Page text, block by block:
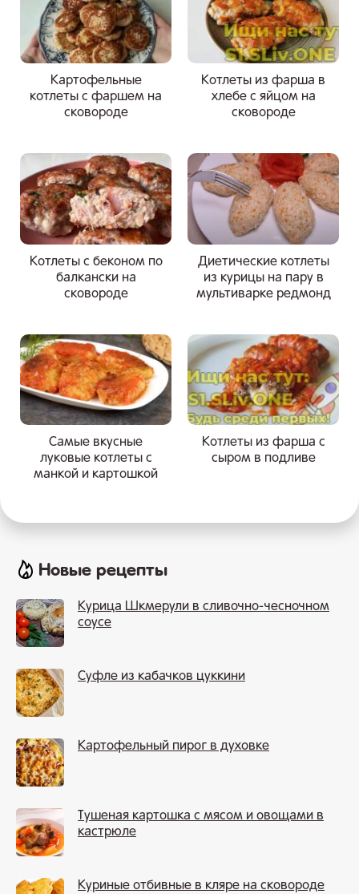
Картофельные
котлеты с фаршем на
сковороде
Котлеты из фарша в
хлебе с яйцом на
сковороде
Котлеты с беконом по
балкански на
сковороде
Диетические котлеты
из курицы на пару в
мультиварке редмонд
Самые вкусные
луковые котлеты с
манкой и картошкой
Котлеты из фарша с
сыром в подливе
Новые рецепты
Курица Шкмерули в сливочно-чесночном
соусе
Суфле из кабачков цуккини
Картофельный пирог в духовке
Тушеная картошка с мясом и овощами в
кастрюле
Куриные отбивные в кляре на сковороде